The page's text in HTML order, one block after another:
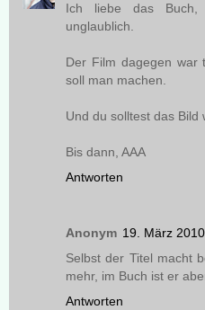
Ich liebe das
unglaublich.
Der Film dagegen war
soll man machen.
Und du solltest das Bild
Bis dann, AAA
Antworten
Anonym 19. März
Selbst der Titel macht
mehr, im Buch ist er
Antworten